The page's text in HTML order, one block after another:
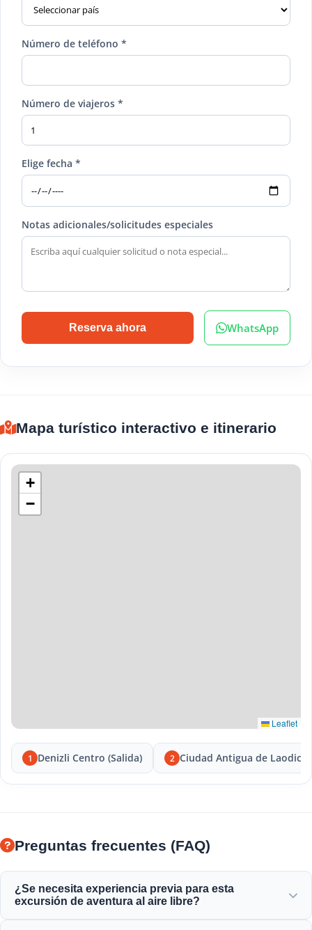
Número de teléfono *
Número de viajeros *
Elige fecha *
Notas adicionales/solicitudes especiales
Reserva ahora WhatsApp
Mapa turístico interactivo e itinerario
+
−
Leaflet
1 Denizli Centro (Salida) 2 Ciudad Antigua de Laodicea
Preguntas frecuentes (FAQ)
¿Se necesita experiencia previa para esta
excursión de aventura al aire libre?